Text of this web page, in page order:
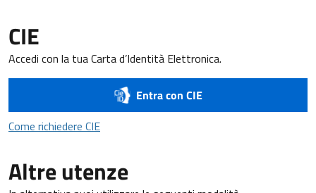
CIE
Accedi con la tua Carta d’Identità Elettronica.
Entra con CIE
Come richiedere CIECome richiedere CIE
Altre utenze